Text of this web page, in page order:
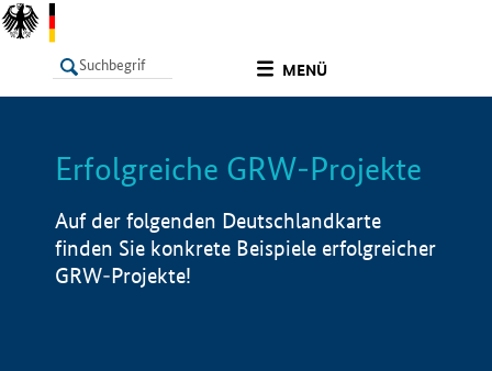
MENÜ
LISTE Info
Erfolgreiche GRW-Projekte
Auf der folgenden Deutschlandkarte
finden Sie konkrete Beispiele erfolgreicher
GRW-Projekte!